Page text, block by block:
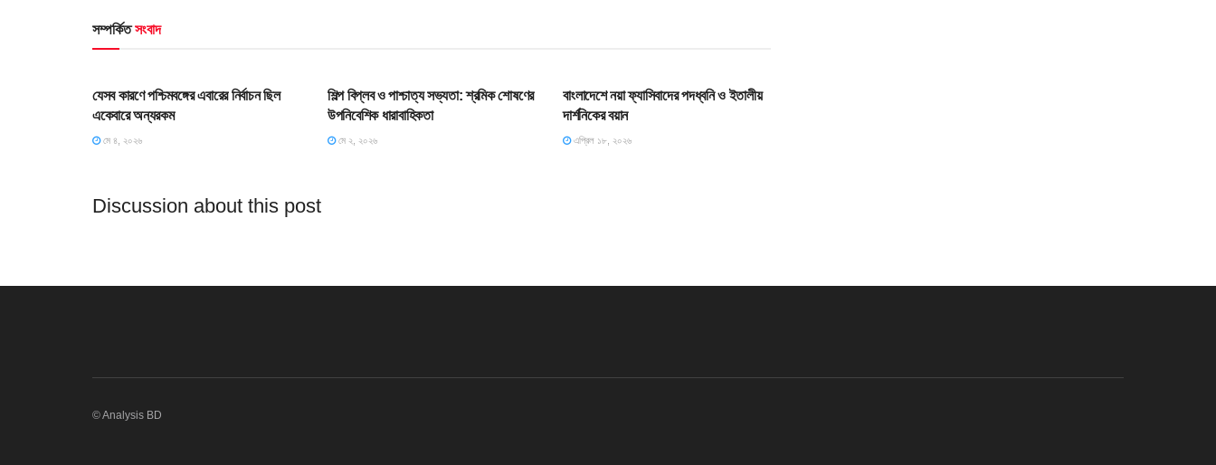
সম্পর্কিতসংবাদ
যেসব কারণে পশ্চিমবঙ্গের এবারের নির্বাচন ছিল
একেবারে অন্যরকম
মে ৪, ২০২৬
শিল্প বিপ্লব ও পাশ্চাত্য সভ্যতা: শ্রমিক শোষণের
উপনিবেশিক ধারাবাহিকতা
মে ২, ২০২৬
বাংলাদেশে নয়া ফ্যাসিবাদের পদধ্বনি ও ইতালীয়
দার্শনিকের বয়ান
এপ্রিল ১৮, ২০২৬
Discussion about this post
© Analysis BD